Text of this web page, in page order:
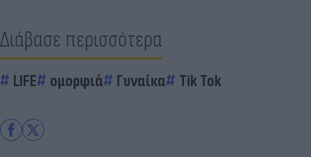
Διάβασε περισσότερα
LIFE ομορφιά Γυναίκα Tik Tok